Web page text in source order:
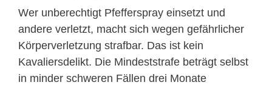
Wer unberechtigt Pfefferspray einsetzt und
andere verletzt, macht sich wegen gefährlicher
Körperverletzung strafbar. Das ist kein
Kavaliersdelikt. Die Mindeststrafe beträgt selbst
in minder schweren Fällen drei Monate